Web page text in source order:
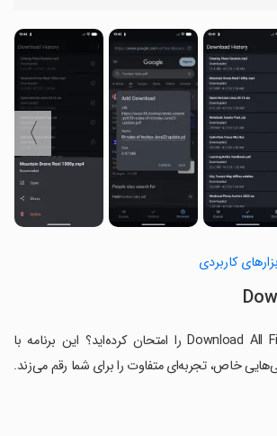
〉
کاربردی
آیا تابه‌حال برنامه Download All Files را امتحان کرده‌اید؟ این برنامه با
خاص، تجربه‌ای متفاوت را برای شما رقم می‌زند.